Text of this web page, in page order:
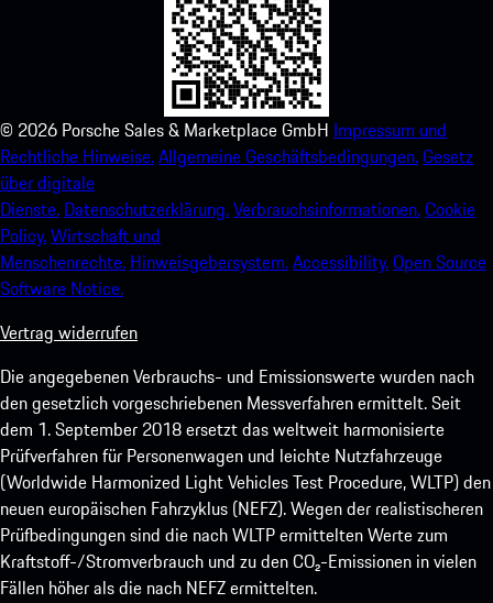
© 2026 Porsche Sales & Marketplace GmbH Impressum und
Rechtliche Hinweise.Allgemeine Geschäftsbedingungen.Gesetz
über digitale
Dienste. Datenschutzerklärung.Verbrauchsinformationen.Cookie
Policy.Wirtschaft und
Menschenrechte. Hinweisgebersystem.Accessibility.Open Source
Software Notice.
Vertrag widerrufen
Die angegebenen Verbrauchs- und Emissionswerte wurden nach
den gesetzlich vorgeschriebenen Messverfahren ermittelt. Seit
dem 1. September 2018 ersetzt das weltweit harmonisierte
Prüfverfahren für Personenwagen und leichte Nutzfahrzeuge
(Worldwide Harmonized Light Vehicles Test Procedure, WLTP) den
neuen europäischen Fahrzyklus (NEFZ). Wegen der realistischeren
Prüfbedingungen sind die nach WLTP ermittelten Werte zum
Kraftstoff-/Stromverbrauch und zu den CO₂-Emissionen in vielen
Fällen höher als die nach NEFZ ermittelten.